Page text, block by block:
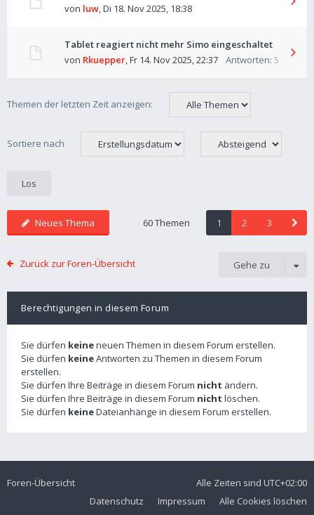
von luw,Di 18. Nov 2025, 18:38
Tablet reagiert nicht mehr Simo eingeschaltet
Antworten: 5
von Rkuepper,Fr 14. Nov 2025, 22:37
Themen der letzten Zeit anzeigen:
Sortiere nach
Neues Thema 60 Themen 1 2 3
Zurück zur Foren-Übersicht Gehe zu
Berechtigungen in diesem Forum
Sie dürfen keineneuen Themen in diesem Forum erstellen.
Sie dürfen keineAntworten zu Themen in diesem Forum
erstellen.
Sie dürfen Ihre Beiträge in diesem Forum nicht ändern.
Sie dürfen Ihre Beiträge in diesem Forum nicht löschen.
Sie dürfen keineDateianhänge in diesem Forum erstellen.
Foren-Übersicht Alle Zeiten sind UTC+02:00
Alle Cookies löschen
Impressum
Datenschutz